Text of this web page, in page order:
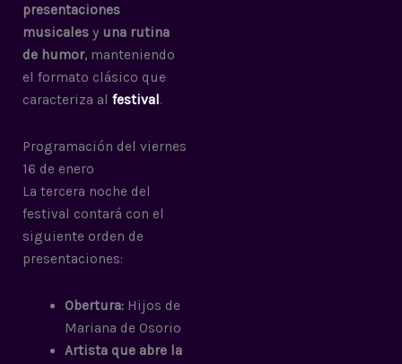
presentaciones
musicales y una rutina
de humor, manteniendo
el formato clásico que
caracteriza al festival.
Programación del viernes
16 de enero
La tercera noche del
festival contará con el
siguiente orden de
presentaciones:
Obertura:Hijos de
Mariana de Osorio
Artista que abre la